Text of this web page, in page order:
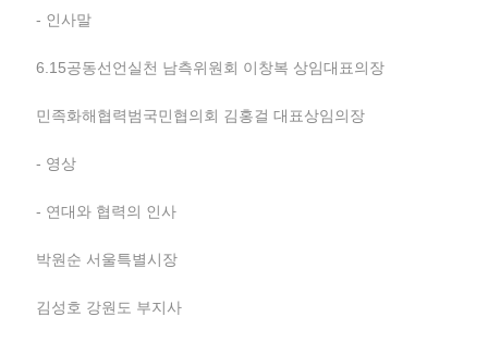
- 인사말
6.15공동선언실천 남측위원회 이창복 상임대표의장
민족화해협력범국민협의회 김홍걸 대표상임의장
- 영상
- 연대와 협력의 인사
박원순 서울특별시장
김성호 강원도 부지사